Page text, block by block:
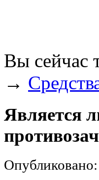
Вы сейчас
→
Является
Опубликовано: